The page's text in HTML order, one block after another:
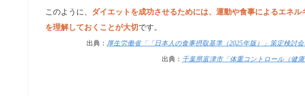
このように、 ダイエットを成功させるためには、運動や食事によるエネ
を理解しておくことが大切 です。
出典： 厚生労働省「「日本人の食事摂取基準（2025年版）」策定検討
出典： 千葉県富津市「体重コントロール（健